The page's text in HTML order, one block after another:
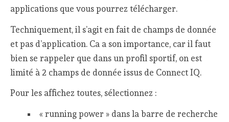
applications que vous pourrez télécharger.
Techniquement, il s’agit en fait de champs de donnée
et pas d’application. Ca a son importance, car il faut
bien se rappeler que dans un profil sportif, on est
limité à 2 champs de donnée issus de Connect IQ.
Pour les affichez toutes, sélectionnez :
« running power » dans la barre de recherche